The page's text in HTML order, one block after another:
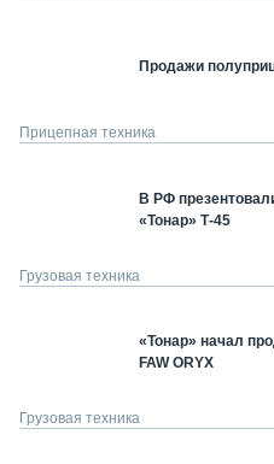
Продажи
Прицепная техника
В РФ
«Тонар» Т-45
Грузовая техника
«Тонар» начал
FAW ORYX
Грузовая техника